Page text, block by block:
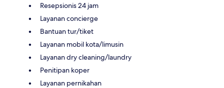
Resepsionis 24 jam
Layanan concierge
Bantuan tur/tiket
Layanan mobil kota/limusin
Layanan dry cleaning/laundry
Penitipan koper
Layanan pernikahan